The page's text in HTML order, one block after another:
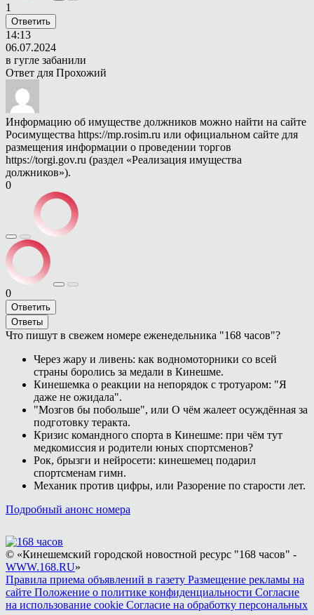
1
Ответить
14:13
06.07.2024
в гугле забанили
Ответ для Прохожий
Информацию об имуществе должников можно найти на сайте
Росимущества https://mp.rosim.ru или официальном сайте для
размещения информации о проведении торгов
https://torgi.gov.ru (раздел «Реализация имущества
должников»).
0
0
Ответить
Ответы
Что пишут в свежем номере еженедельника "168 часов"?
Через жару и ливень: как водномоторники со всей
страны боролись за медали в Кинешме.
Кинешемка о реакции на непорядок с тротуаром: "Я
даже не ожидала".
"Мозгов бы побольше", или О чём жалеет осуждённая за
подготовку теракта.
Кризис командного спорта в Кинешме: при чём тут
медкомиссия и родители юных спортсменов?
Рок, брызги и нейросети: кинешемец подарил
спортсменам гимн.
Механик против цифры, или Разорение по старости лет.
Подробный анонс номера
© «Кинешемский городской новостной ресурс "168 часов" -
WWW.168.RU»
Правила приема объявлений в газету Размещение рекламы на
сайте Положение о политике конфиденциальности Согласие
на использование cookie Согласие на обработку персональных